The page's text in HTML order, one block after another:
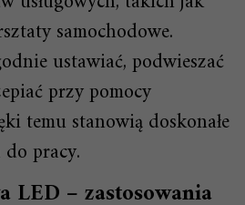
samochodowe.
ustawiać, podwieszać
przy pomocy
temu stanowią doskonałe
do pracy.
LED – zastosowania